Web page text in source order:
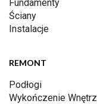
Fundamenty
Ściany
Instalacje
REMONT
Podłogi
Wykończenie Wnętrz